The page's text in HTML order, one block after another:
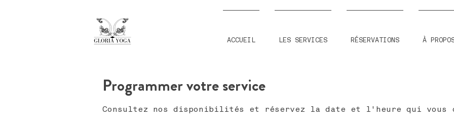
ACCUEIL LES SERVICES RÉSERVATIONS À
Programmer votre service
Consultez nos disponibilités et réservez la date et l'heure qui vous